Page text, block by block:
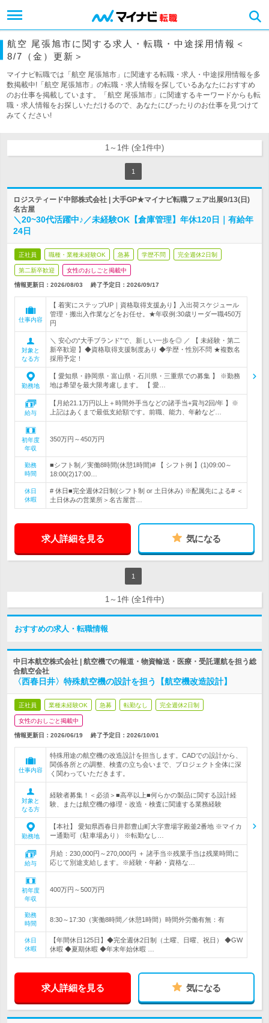
航空 尾張旭市に関する求人・転職・中途採用情報＜
8/7（金）更新＞
マイナビ転職では「航空 尾張旭市」に関連する転職・求人・中途採用情報を多
数掲載中!「航空 尾張旭市」の転職・求人情報を探しているあなたにおすすめ
のお仕事を掲載しています。「航空 尾張旭市」に関連するキーワードからも転
職・求人情報をお探しいただけるので、あなたにぴったりのお仕事を見つけて
みてください!
1～1件 (全1件中)
1
ロジスティード中部株式会社 | 大手GP★マイナビ転職フェア出展9/13(日)
名古屋
＼20~30代活躍中♪／未経験OK【倉庫管理】年休120日｜有給年
24日
正社員 職種・業種未経験OK 急募 学歴不問 完全週休2日制
第二新卒歓迎 女性のおしごと掲載中
情報更新日：2026/08/03 終了予定日： 2026/09/17
仕事内容
【 着実にステップUP｜資格取得支援あり】入出荷スケジュール
管理・搬出入作業などをお任せ。★年収例:30歳リーダー職450万
円
対象と
なる方
＼ 安心の“大手ブランド”で、新しい一歩を◎ ／ 【 未経験・第二
新卒歓迎 】◆資格取得支援制度あり ◆学歴・性別不問 ★複数名
採用予定！
勤務地
【 愛知県・静岡県・富山県・石川県・三重県での募集 】 ※勤務
地は希望を最大限考慮します。 【 愛…
給与
【月給21.1万円以上＋時間外手当などの諸手当+賞与2回/年 】※
上記はあくまで最低支給額です。前職、能力、年齢など…
初年度
年収
350万円～450万円
勤務
時間
■シフト制／実働8時間(休憩1時間)# 【 シフト例 】(1)09:00～
18:00(2)17:00…
休日
休暇
# 休日■完全週休2日制(シフト制 or 土日休み) ※配属先による# ＜
土日休みの営業所＞名古屋営…
求人詳細を見る 気になる
1
1～1件 (全1件中)
おすすめの求人・転職情報
中日本航空株式会社 | 航空機での報道・物資輸送・医療・受託運航を担う総
合航空会社
〈西春日井〉特殊航空機の設計を担う【航空機改造設計】
正社員 業種未経験OK 急募 転勤なし 完全週休2日制
女性のおしごと掲載中
情報更新日：2026/06/19 終了予定日： 2026/10/01
仕事内容
特殊用途の航空機の改造設計を担当します。CADでの設計から、
関係各所との調整、検査の立ち会いまで、プロジェクト全体に深
く関わっていただきます。
対象と
なる方
経験者募集！＜必須＞■高卒以上■何らかの製品に関する設計経
験、または航空機の修理・改造・検査に関連する業務経験
勤務地
【本社】 愛知県西春日井郡豊山町大字豊場字殿釜2番地 ※マイカ
ー通勤可（駐車場あり） ※転勤なし…
給与
月給：230,000円～270,000円 ＋ 諸手当※残業手当は残業時間に
応じて別途支給します。※経験・年齢・資格な…
初年度
年収
400万円～500万円
勤務
時間
8:30～17:30（実働8時間／休憩1時間）時間外労働有無：有
休日
休暇
【年間休日125日】◆完全週休2日制（土曜、日曜、祝日） ◆GW
休暇 ◆夏期休暇 ◆年末年始休暇 …
求人詳細を見る 気になる